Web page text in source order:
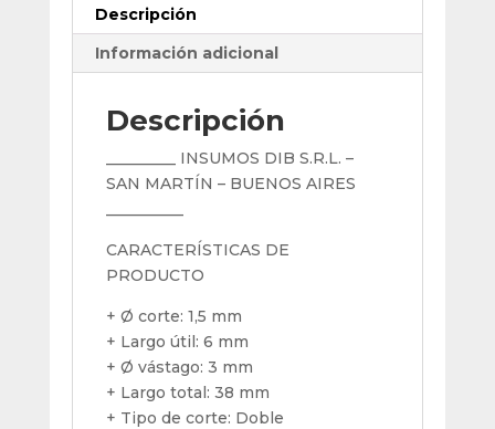
41m
1,5
Aceros
Descripción
Información adicional
Descripción
_________ INSUMOS DIB S.R.L. –
SAN MARTÍN – BUENOS AIRES
CARACTERÍSTICAS DE
PRODUCTO
+ Ø corte: 1,5 mm
+ Largo útil: 6 mm
+ Ø vástago: 3 mm
+ Largo total: 38 mm
+ Tipo de corte: Doble